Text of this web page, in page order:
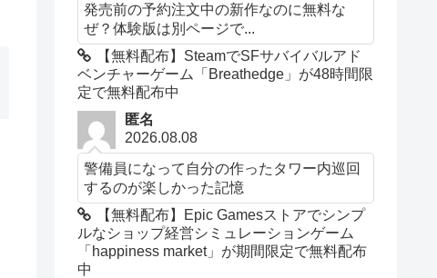
発売前の予約注文中の新作なのに無料な
ぜ？体験版は別ページで...
【無料配布】SteamでSFサバイバルアド
ベンチャーゲーム「Breathedge」が48時間限
定で無料配布中
匿名
2026.08.08
警備員になって自分の作ったタワー内巡回
するのが楽しかった記憶
【無料配布】Epic Gamesストアでシンプ
ルなショップ経営シミュレーションゲーム
「happiness market」が期間限定で無料配布
中